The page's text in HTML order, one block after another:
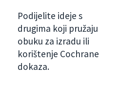
Podijelite ideje s
drugima koji pružaju
obuku za izradu ili
korištenje Cochrane
dokaza.